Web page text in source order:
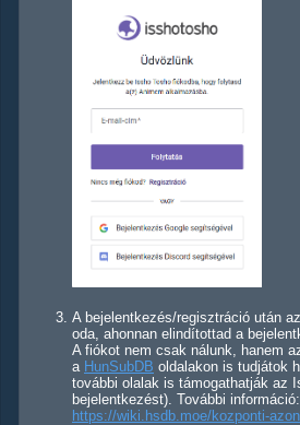
A bejelentkezés/regisztráció után
oda, ahonnan elindítottad a
A fiókot nem csak nálunk, hanem
a HunSubDB oldalakon is tudjátok
további olalak is támogathatják az
bejelentkezést). További információ:
https://wiki.hsdb.moe/kozponti-